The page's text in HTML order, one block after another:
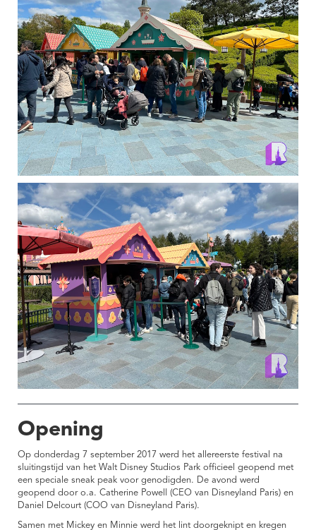
Opening
Op donderdag 7 september 2017 werd het allereerste festival na
sluitingstijd van het Walt Disney Studios Park officieel geopend met
een speciale sneak peak voor genodigden. De avond werd
geopend door o.a. Catherine Powell (CEO van Disneyland Paris) en
Daniel Delcourt (COO van Disneyland Paris).
Samen met Mickey en Minnie werd het lint doorgeknipt en kregen